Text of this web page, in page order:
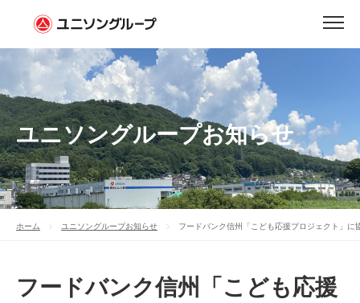
ユニソングループお知らせ
ホーム ユニソングループお知らせ フードバンク信州「こども応援プロジェクト」に
フードバンク信州「こども応援